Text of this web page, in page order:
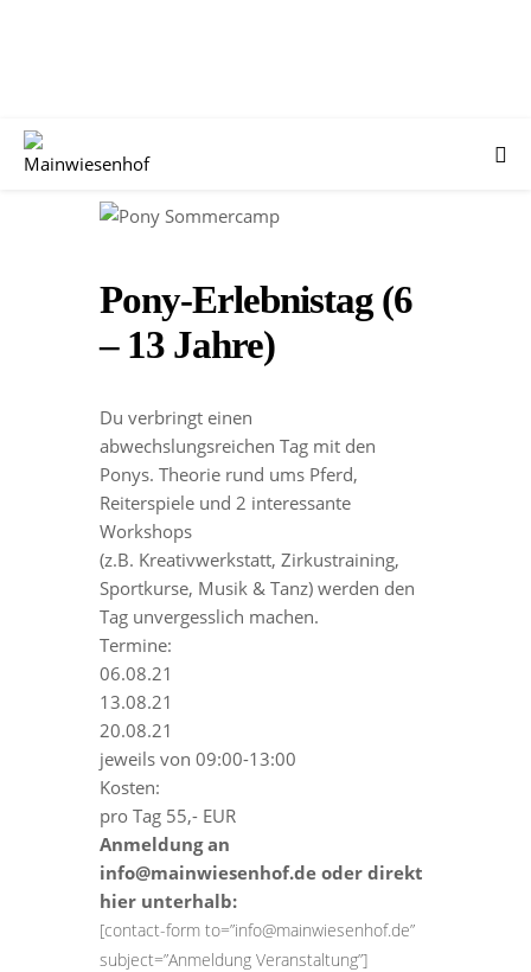
Pony-Erlebnistag (6
– 13 Jahre)
Du verbringt einen
abwechslungsreichen Tag mit den
Ponys. Theorie rund ums Pferd,
Reiterspiele und 2 interessante
Workshops
(z.B. Kreativwerkstatt, Zirkustraining,
Sportkurse, Musik & Tanz) werden den
Tag unvergesslich machen.
Termine:
06.08.21
13.08.21
20.08.21
jeweils von 09:00-13:00
Kosten:
pro Tag 55,- EUR
Anmeldung an
info@mainwiesenhof.de oder direkt
hier unterhalb:
[contact-form to=”info@mainwiesenhof.de”
subject=”Anmeldung Veranstaltung”]